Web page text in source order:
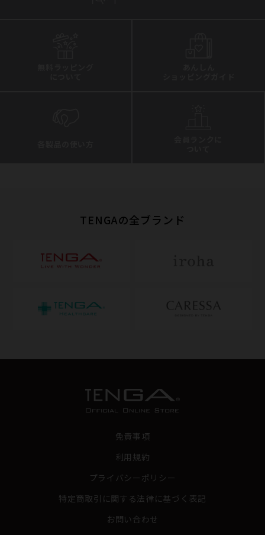
TENGAの全ブランド
免責事項
利用規約
プライバシーポリシー
特定商取引に関する法律に基づく表記
お問い合わせ